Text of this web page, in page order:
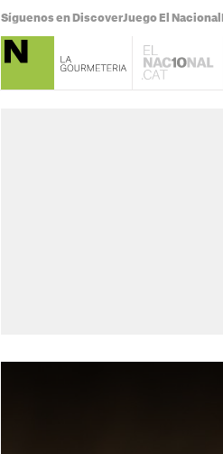
Síguenos en DiscoverJuego El Nacional